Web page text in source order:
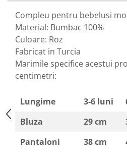
Compleu pentru bebelusi
Material: Bumbac 100%
Culoare: Roz
Fabricat in Turcia
Marimile specifice acestui
centimetri:
Lungime 3-6 luni
Bluza
29 cm
Pantaloni
38 cm